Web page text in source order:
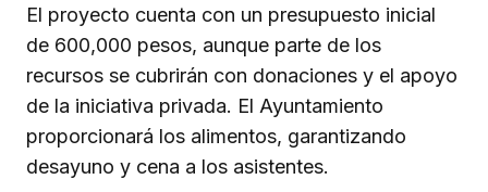
El proyecto cuenta con un presupuesto inicial
de 600,000 pesos, aunque parte de los
recursos se cubrirán con donaciones y el apoyo
de la iniciativa privada. El Ayuntamiento
proporcionará los alimentos, garantizando
desayuno y cena a los asistentes.